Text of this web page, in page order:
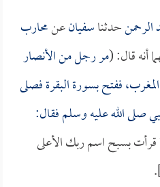
الرحمنحدثناسفيانعنمحارب
أنه قال: (مر رجل من الأنصار
ففتح بسورة البقرة فصلى
صلى الله عليه وسلم فقال:
قرأت بسبح اسم ربك الأعلى